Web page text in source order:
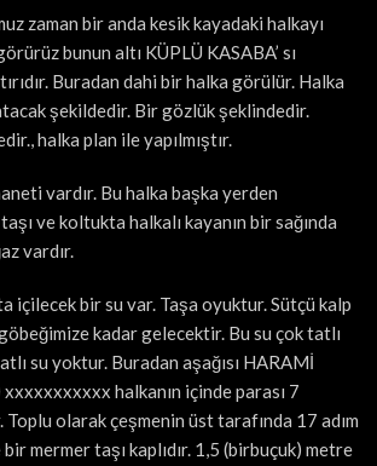
zaman bir anda kesik kayadaki halkayı
bunun altı KÜPLÜ KASABA’ sı
Buradan dahi bir halka görülür. Halka
şekildedir. Bir gözlük şeklindedir.
halka plan ile yapılmıştır.
vardır. Bu halka başka yerden
ve koltukta halkalı kayanın bir sağında
vardır.
içilecek bir su var. Taşa oyuktur. Sütçü kalp
kadar gelecektir. Bu su çok tatlı
su yoktur. Buradan aşağısı HARAMİ
halkanın içinde parası 7
olarak çeşmenin üst tarafında 17 adım
mermer taşı kaplıdır. 1,5 (birbuçuk) metre